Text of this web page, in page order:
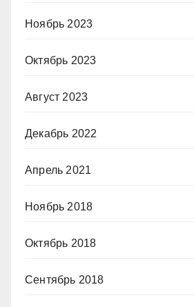
Ноябрь 2023
Октябрь 2023
Август 2023
Декабрь 2022
Апрель 2021
Ноябрь 2018
Октябрь 2018
Сентябрь 2018